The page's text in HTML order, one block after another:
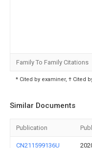
Family To Family Citations
* Cited by examiner, † Cited
Similar Documents
Publication
CN211599136U